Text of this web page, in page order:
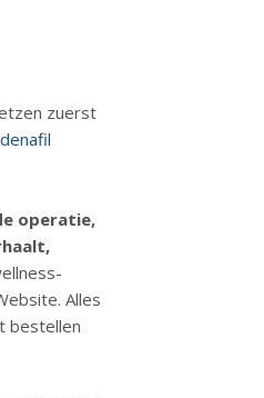
zuerst
operatie,
Alles
bestellen